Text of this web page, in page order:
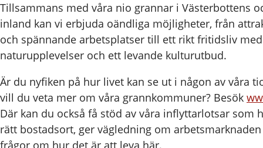
Tillsammans med våra nio grannar i Västerbottens
inland kan vi erbjuda oändliga möjligheter, från
och spännande arbetsplatser till ett rikt fritidsliv
naturupplevelser och ett levande kulturutbud.
Är du nyfiken på hur livet kan se ut i någon av våra
vill du veta mer om våra grannkommuner? Besök
Där kan du också få stöd av våra inflyttarlotsar som
rätt bostadsort, ger vägledning om